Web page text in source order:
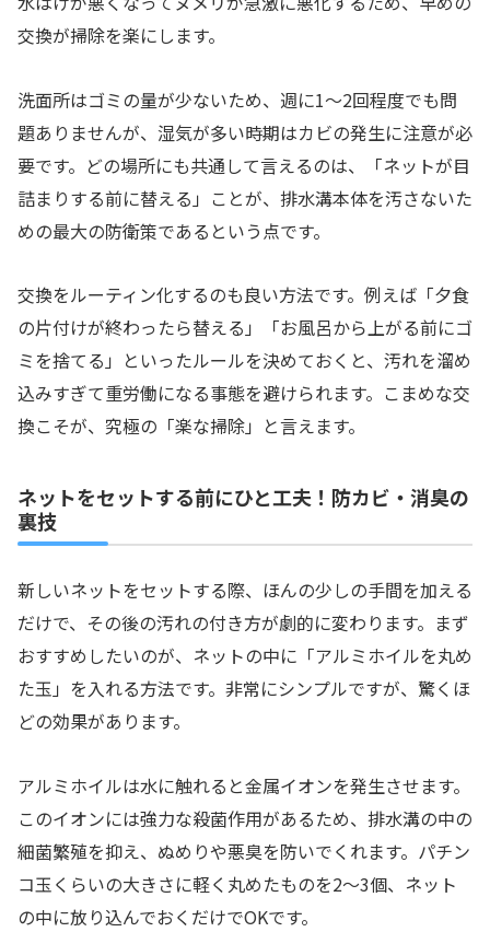
交換が掃除を楽にします。
洗面所はゴミの量が少ないため、週に1〜2回程度でも問
題ありませんが、湿気が多い時期はカビの発生に注意が必
要です。どの場所にも共通して言えるのは、「ネットが目
詰まりする前に替える」ことが、排水溝本体を汚さないた
めの最大の防衛策であるという点です。
交換をルーティン化するのも良い方法です。例えば「夕食
の片付けが終わったら替える」「お風呂から上がる前にゴ
ミを捨てる」といったルールを決めておくと、汚れを溜め
込みすぎて重労働になる事態を避けられます。こまめな交
換こそが、究極の「楽な掃除」と言えます。
ネットをセットする前にひと工夫！防カビ・消臭の
裏技
新しいネットをセットする際、ほんの少しの手間を加える
だけで、その後の汚れの付き方が劇的に変わります。まず
おすすめしたいのが、ネットの中に「アルミホイルを丸め
た玉」を入れる方法です。非常にシンプルですが、驚くほ
どの効果があります。
アルミホイルは水に触れると金属イオンを発生させます。
このイオンには強力な殺菌作用があるため、排水溝の中の
細菌繁殖を抑え、ぬめりや悪臭を防いでくれます。パチン
コ玉くらいの大きさに軽く丸めたものを2〜3個、ネット
の中に放り込んでおくだけでOKです。